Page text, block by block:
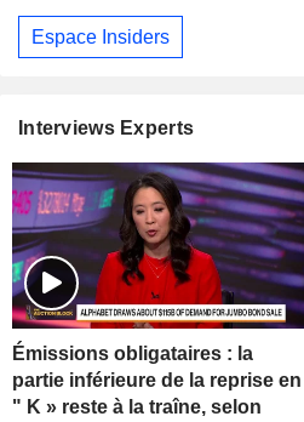
Espace Insiders
Interviews Experts
Émissions obligataires : la
partie inférieure de la reprise en
" K » reste à la traîne, selon